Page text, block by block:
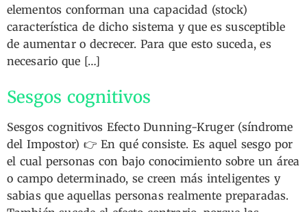
elementos conforman una capacidad (stock)
característica de dicho sistema y que es susceptible
de aumentar o decrecer. Para que esto suceda, es
necesario que […]
Sesgos cognitivos
Sesgos cognitivos Efecto Dunning-Kruger (síndrome
del Impostor) 👉 En qué consiste. Es aquel sesgo por
el cual personas con bajo conocimiento sobre un área
o campo determinado, se creen más inteligentes y
sabias que aquellas personas realmente preparadas.